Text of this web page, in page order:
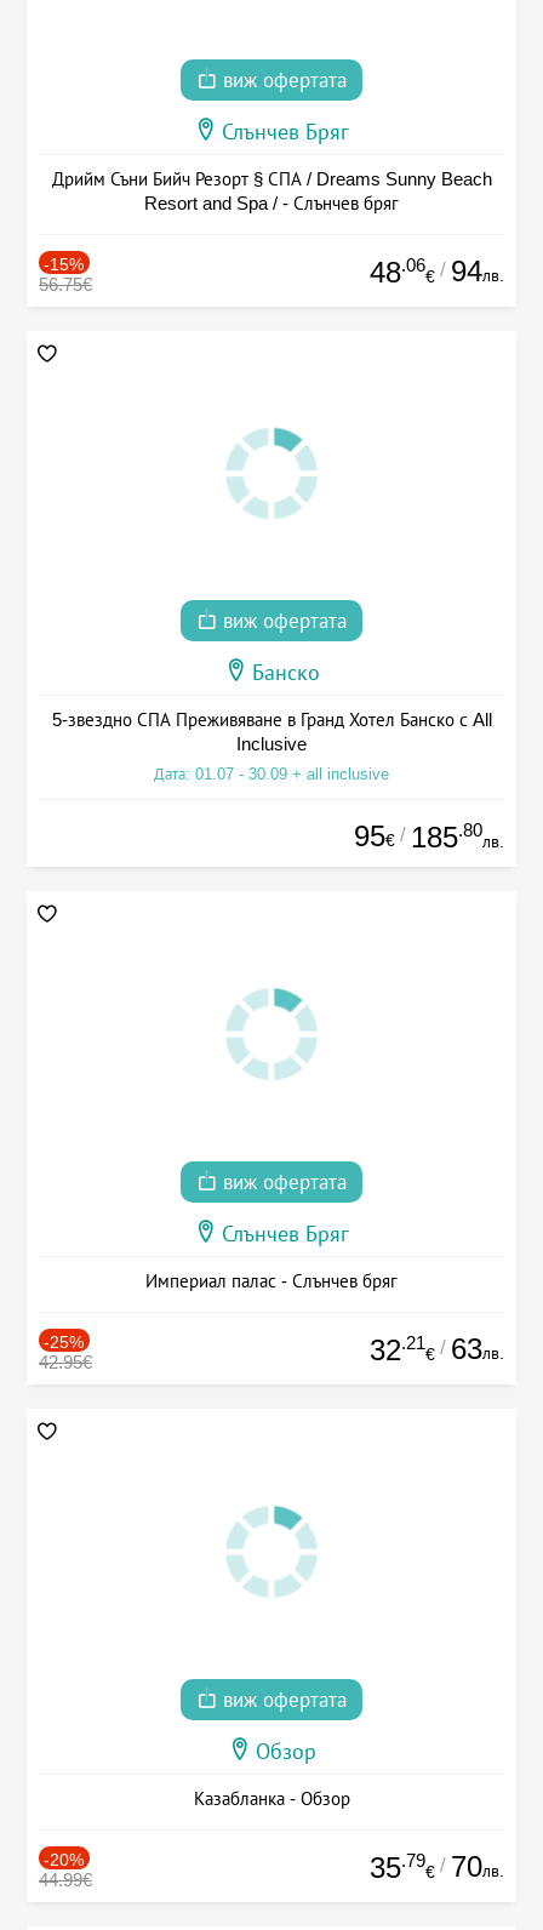
виж офертата
Слънчев Бряг
Дрийм Съни Бийч Резорт § СПА / Dreams Sunny Beach
Resort and Spa / - Слънчев бряг
-15%
56.75€ 48.06
€ / 94лв.
виж офертата
Банско
5-звездно СПА Преживяване в Гранд Хотел Банско с All
Inclusive
Дата: 01.07 - 30.09 + all inclusive
95€ / 185.80
лв.
виж офертата
Слънчев Бряг
Империал палас - Слънчев бряг
-25%
42.95€ 32.21
€ / 63лв.
виж офертата
Обзор
Казабланка - Обзор
-20%
44.99€ 35.79
€ / 70лв.